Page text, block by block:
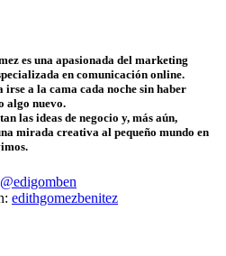
es una apasionada del marketing
en comunicación online.
irse a la cama cada noche sin haber
algo nuevo.
las ideas de negocio y, más aún,
mirada creativa al pequeño mundo en
@edigomben
edithgomezbenitez